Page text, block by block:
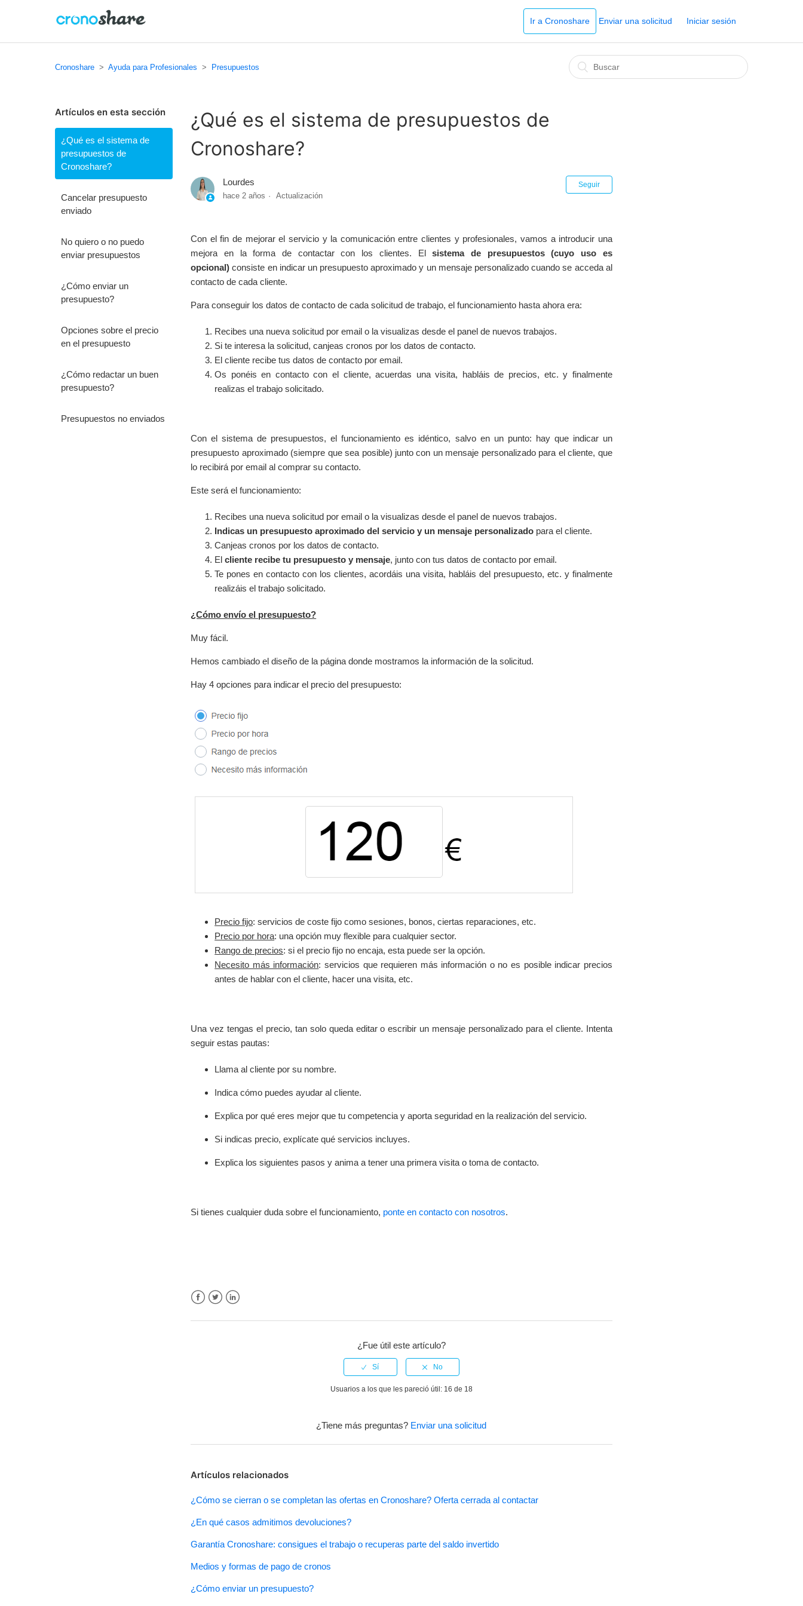
Ir a Cronoshare Enviar una solicitud Iniciar sesión
Cronoshare Ayuda para Profesionales Presupuestos
Artículos en esta sección
¿Qué es el sistema de
presupuestos de
Cronoshare?
Cancelar presupuesto
enviado
No quiero o no puedo
enviar presupuestos
¿Cómo enviar un
presupuesto?
Opciones sobre el precio
en el presupuesto
¿Cómo redactar un buen
presupuesto?
Presupuestos no enviados
¿Qué es el sistema de presupuestos de
Cronoshare?
Lourdes
hace 2 años Actualización
Seguir
Con el fin de mejorar el servicio y la comunicación entre clientes y profesionales, vamos a introducir una
mejora en la forma de contactar con los clientes. Elsistema de presupuestos (cuyo uso es
opcional)consiste en indicar un presupuesto aproximado y un mensaje personalizado cuando se acceda al
contacto de cada cliente.
Para conseguir los datos de contacto de cada solicitud de trabajo, el funcionamiento hasta ahora era:
Recibes una nueva solicitud por email o la visualizas desde el panel de nuevos trabajos.
Si te interesa la solicitud, canjeas cronos por los datos de contacto.
El cliente recibe tus datos de contacto por email.
Os ponéis en contacto con el cliente, acuerdas una visita, habláis de precios, etc. y finalmente
realizas el trabajo solicitado.
Con el sistema de presupuestos, el funcionamiento es idéntico, salvo en un punto: hay que indicar un
presupuesto aproximado (siempre que sea posible) junto con un mensaje personalizado para el cliente, que
lo recibirá por email al comprar su contacto.
Este será el funcionamiento:
Recibes una nueva solicitud por email o la visualizas desde el panel de nuevos trabajos.
Indicas un presupuesto aproximado del servicio y un mensaje personalizado para el cliente.
Canjeas cronos por los datos de contacto.
Elcliente recibe tu presupuesto y mensaje, junto con tus datos de contacto por email.
Te pones en contacto con los clientes, acordáis una visita, habláis del presupuesto, etc. y finalmente
realizáis el trabajo solicitado.
¿Cómo envío el presupuesto?
Muy fácil.
Hemos cambiado el diseño de la página donde mostramos la información de la solicitud.
Hay 4 opciones para indicar el precio del presupuesto:
Precio fijo: servicios de coste fijo como sesiones, bonos, ciertas reparaciones, etc.
Precio por hora: una opción muy flexible para cualquier sector.
Rango de precios: si el precio fijo no encaja, esta puede ser la opción.
Necesito más información: servicios que requieren más información o no es posible indicar precios
antes de hablar con el cliente, hacer una visita, etc.
Una vez tengas el precio, tan solo queda editar o escribir un mensaje personalizado para el cliente. Intenta
seguir estas pautas:
Llama al cliente por su nombre.
Indica cómo puedes ayudar al cliente.
Explica por qué eres mejor que tu competencia y aporta seguridad en la realización del servicio.
Si indicas precio, explícate qué servicios incluyes.
Explica los siguientes pasos y anima a tener una primera visita o toma de contacto.
Si tienes cualquier duda sobre el funcionamiento, ponte en contacto con nosotros.
¿Fue útil este artículo?
Usuarios a los que les pareció útil: 16 de 18
¿Tiene más preguntas? Enviar una solicitud
Artículos relacionados
¿Cómo se cierran o se completan las ofertas en Cronoshare? Oferta cerrada al contactar
¿En qué casos admitimos devoluciones?
Garantía Cronoshare: consigues el trabajo o recuperas parte del saldo invertido
Medios y formas de pago de cronos
¿Cómo enviar un presupuesto?